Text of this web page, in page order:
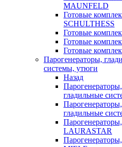
MAUNFELD
Готовые
SCHULTHESS
Готовые
Готовые
Готовые
Парогенераторы,
системы, утюги
Назад
гладильные
гладильные
LAURASTAR